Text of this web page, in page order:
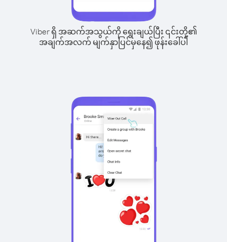
Viber ရှိ အဆက်အသွယ်ကို ရွေးချယ်ပြီး ၎င်းတို့၏
အချက်အလက် မျက်နှာပြင်မှနေ၍ ဖုန်းခေါ်ပါ